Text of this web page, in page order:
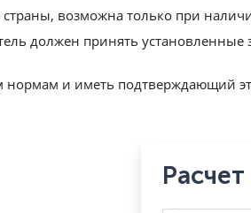
возможна только при
должен принять
нормам и иметь подтверждающий